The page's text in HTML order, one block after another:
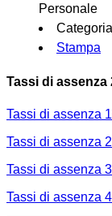
Personale
Stampa
Tassi di assenza
Tassi di assenza
Tassi di assenza
Tassi di assenza
Tassi di assenza